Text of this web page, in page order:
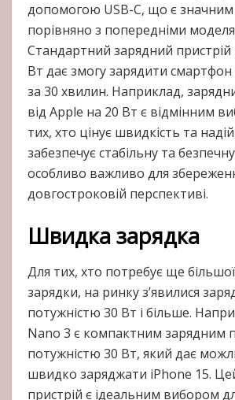
допомогою USB-C, що є
порівняно з попередніми
Стандартний зарядний пристрій
Вт дає змогу зарядити смартфон
за 30 хвилин. Наприклад,
від Apple на 20 Вт є відмінним
тих, хто цінує швидкість та
забезпечує стабільну та
особливо важливо для
довгостроковій перспективі.
Швидка зарядка
Для тих, хто потребує ще
зарядки, на ринку з’явилися
потужністю 30 Вт і більше.
Nano 3 є компактним зарядним
потужністю 30 Вт, який дає
швидко заряджати iPhone 15.
пристрій є ідеальним вибором